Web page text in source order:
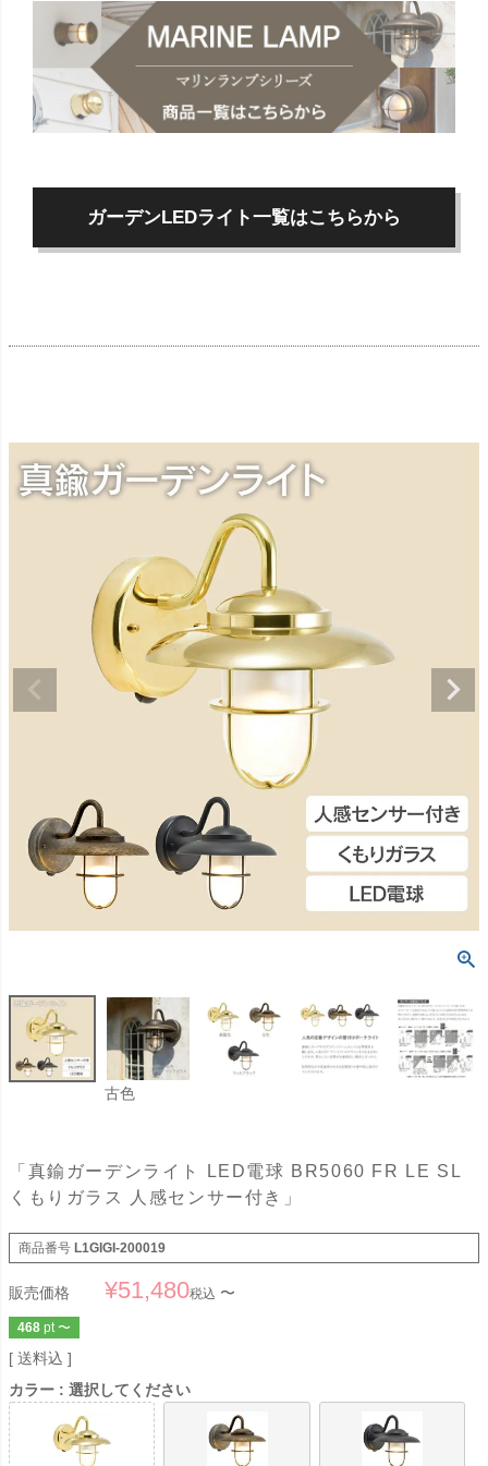
ガーデンLEDライト一覧はこちらから
古色
「真鍮ガーデンライト LED電球 BR5060 FR LE SL
くもりガラス 人感センサー付き」
商品番号 L1GIGI-200019
販売価格 ¥51,480税込 〜
468 pt 〜
送料込
カラー
選択してください